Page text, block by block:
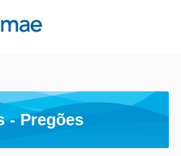
- Pregões